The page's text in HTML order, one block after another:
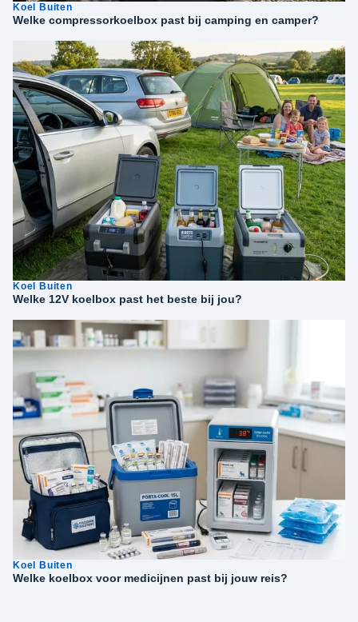
Koel Buiten
Welke compressorkoelbox past bij camping en camper?
Koel Buiten
Welke 12V koelbox past het beste bij jou?
Koel Buiten
Welke koelbox voor medicijnen past bij jouw reis?